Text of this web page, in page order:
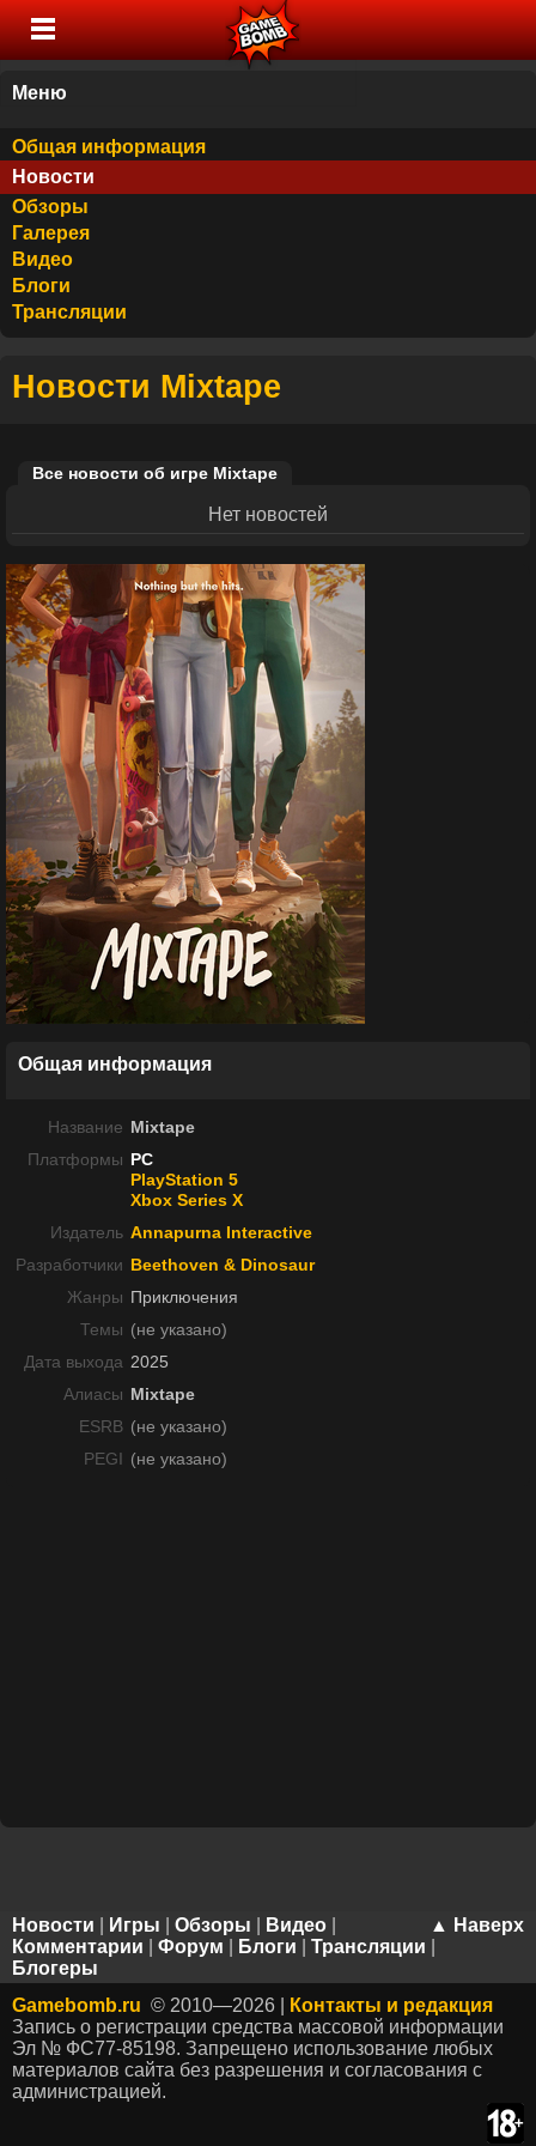
Меню
Общая информация
Новости
Обзоры
Галерея
Видео
Блоги
Трансляции
Новости Mixtape
Все новости об игре Mixtape
Нет новостей
Общая информация
Название Mixtape
Платформы PC
PlayStation 5
Xbox Series X
Издатель Annapurna Interactive
Разработчики Beethoven & Dinosaur
Жанры Приключения
Темы (не указано)
Дата выхода 2025
Алиасы Mixtape
ESRB (не указано)
PEGI (не указано)
▲ Наверх
Новости Игры Обзоры Видео
Комментарии
Форум Блоги Трансляции
Блогеры
Gamebomb.ru © 2010—2026 |
Контакты и редакция
Запись о регистрации средства массовой информации
Эл № ФС77-85198. Запрещено использование любых
материалов сайта без разрешения и согласования с
администрацией.